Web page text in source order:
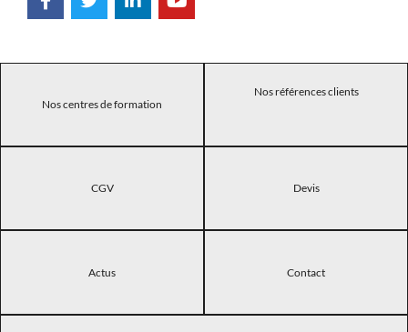
Nos centres de formation
Nos références clients
CGV Devis
Actus Contact